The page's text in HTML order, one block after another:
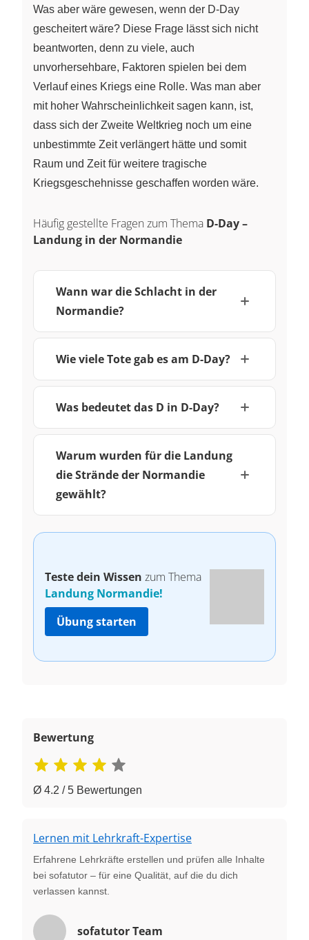
Was aber wäre gewesen, wenn der D-Day
gescheitert wäre? Diese Frage lässt sich nicht
beantworten, denn zu viele, auch
unvorhersehbare, Faktoren spielen bei dem
Verlauf eines Kriegs eine Rolle. Was man aber
mit hoher Wahrscheinlichkeit sagen kann, ist,
dass sich der Zweite Weltkrieg noch um eine
unbestimmte Zeit verlängert hätte und somit
Raum und Zeit für weitere tragische
Kriegsgeschehnisse geschaffen worden wäre.
Häufig gestellte Fragen zum Thema D-Day –
Landung in der Normandie
Wann war die Schlacht in der
Normandie?
Wie viele Tote gab es am D-Day?
Was bedeutet das D in D-Day?
Warum wurden für die Landung
die Strände der Normandie
gewählt?
Teste dein Wissen zum Thema
Landung Normandie!
Übung starten
Bewertung
Ø 4.2 / 5 Bewertungen
Lernen mit Lehrkraft-Expertise
Erfahrene Lehrkräfte erstellen und prüfen alle Inhalte
bei sofatutor – für eine Qualität, auf die du dich
verlassen kannst.
sofatutor Team